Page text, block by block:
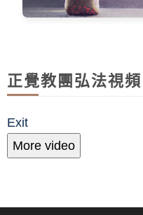
正覺教團弘法視頻
Exit
More video